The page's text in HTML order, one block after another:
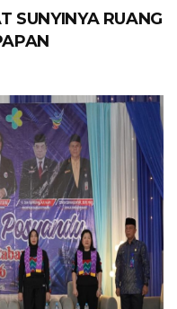
SUNYINYA RUANG